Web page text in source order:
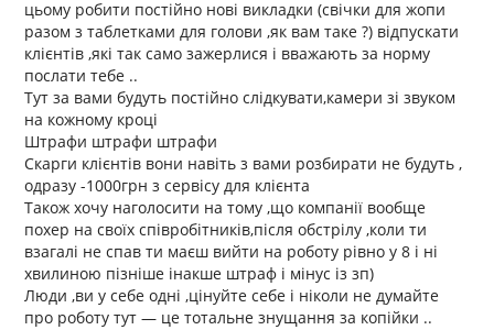
цьому робити постійно нові викладки (свічки для жопи
разом з таблетками для голови ,як вам таке ?) відпускати
клієнтів ,які так само зажерлися і вважають за норму
послати тебе ..
Тут за вами будуть постійно слідкувати,камери зі звуком
на кожному кроці
Штрафи штрафи штрафи
Скарги клієнтів вони навіть з вами розбирати не будуть ,
одразу -1000грн з сервісу для клієнта
Також хочу наголосити на тому ,що компанії вообще
похер на своїх співробітників,після обстрілу ,коли ти
взагалі не спав ти маєш вийти на роботу рівно у 8 і ні
хвилиною пізніше інакше штраф і мінус із зп)
Люди ,ви у себе одні ,цінуйте себе і ніколи не думайте
про роботу тут — це тотальне знущання за копійки ..